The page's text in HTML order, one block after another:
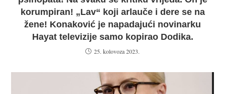
korumpiran! „Lav“ koji arlauče i dere se na
žene! Konaković je napadajući novinarku
Hayat televizije samo kopirao Dodika.
25. kolovoza 2023.